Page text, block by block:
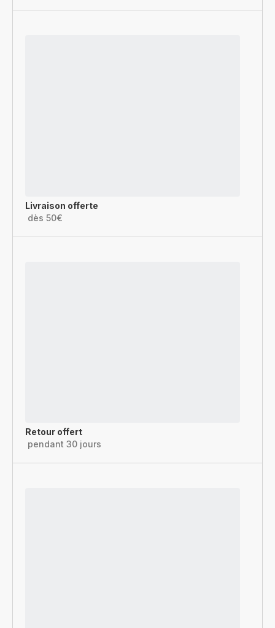
Livraison offerte
dès 50€
Retour offert
pendant 30 jours